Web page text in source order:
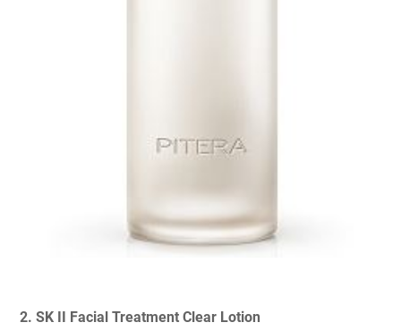
2. SK II Facial Treatment Clear Lotion